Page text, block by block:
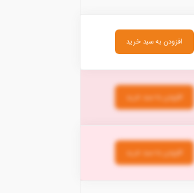
افزودن به سبد خرید
افزودن به سبد خرید
افزودن به سبد خرید